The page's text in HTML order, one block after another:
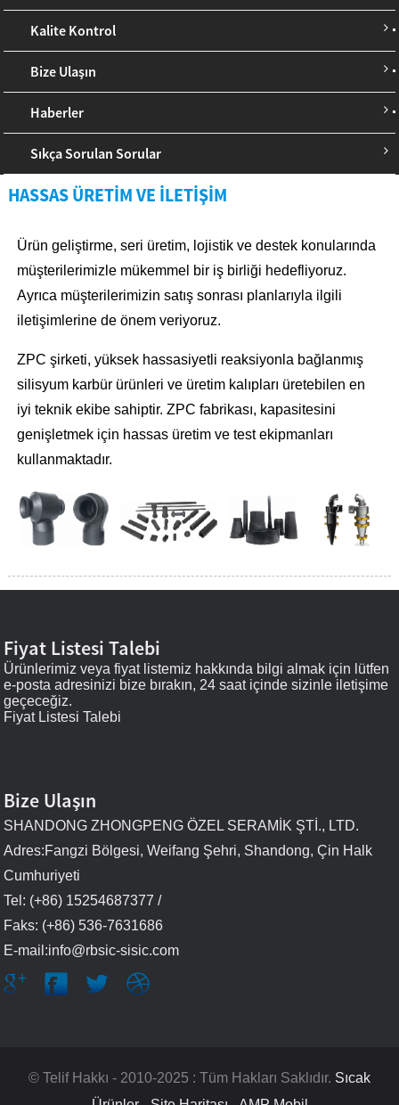
Kalite Kontrol
Bize Ulaşın
Haberler
Sıkça Sorulan Sorular
HASSAS ÜRETIM VE İLETIŞIM
Ürün geliştirme, seri üretim, lojistik ve destek konularında
müşterilerimizle mükemmel bir iş birliği hedefliyoruz.
Ayrıca müşterilerimizin satış sonrası planlarıyla ilgili
iletişimlerine de önem veriyoruz.
ZPC şirketi, yüksek hassasiyetli reaksiyonla bağlanmış
silisyum karbür ürünleri ve üretim kalıpları üretebilen en
iyi teknik ekibe sahiptir. ZPC fabrikası, kapasitesini
genişletmek için hassas üretim ve test ekipmanları
kullanmaktadır.
Fiyat Listesi Talebi
Ürünlerimiz veya fiyat listemiz hakkında bilgi almak için lütfen
e-posta adresinizi bize bırakın, 24 saat içinde sizinle iletişime
geçeceğiz.
Fiyat Listesi Talebi
Bize Ulaşın
SHANDONG ZHONGPENG ÖZEL SERAMİK ŞTİ., LTD.
Adres:Fangzi Bölgesi, Weifang Şehri, Shandong, Çin Halk
Cumhuriyeti
Tel: (+86) 15254687377 /
Faks: (+86) 536-7631686
E-mail:info@rbsic-sisic.com
© Telif Hakkı - 2010-2025 : Tüm Hakları Saklıdır. Sıcak